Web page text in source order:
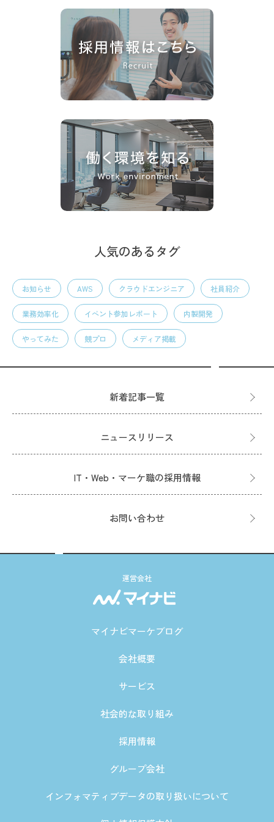
人気のあるタグ
お知らせ AWS クラウドエンジニア 社員紹介
業務効率化 イベント参加レポート 内製開発
やってみた 競プロ メディア掲載
新着記事一覧
ニュースリリース
IT・Web・マーケ職の採用情報
お問い合わせ
運営会社
マイナビマーケブログ
会社概要
サービス
社会的な取り組み
採用情報
グループ会社
インフォマティブデータの取り扱いについて